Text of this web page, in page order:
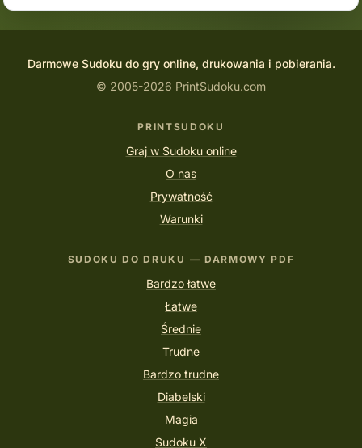
Darmowe Sudoku do gry online, drukowania i pobierania.
© 2005-2026 PrintSudoku.com
PRINTSUDOKU
Graj w Sudoku online
O nas
Prywatność
Warunki
SUDOKU DO DRUKU — DARMOWY PDF
Bardzo łatwe
Łatwe
Średnie
Trudne
Bardzo trudne
Diabelski
Magia
Sudoku X